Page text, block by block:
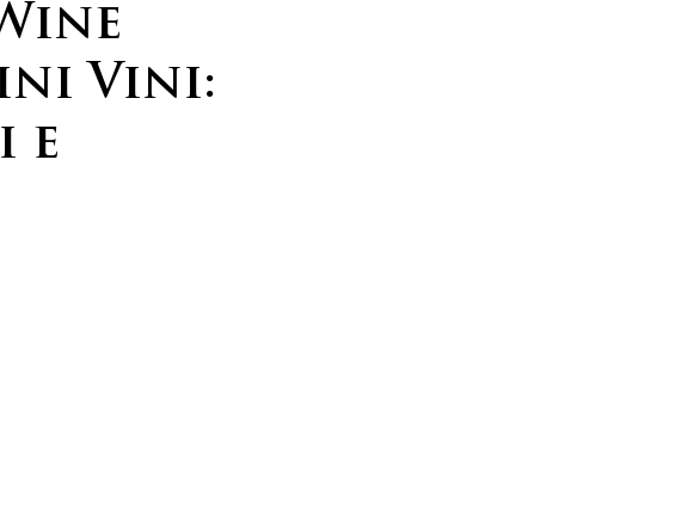
Vini:
e